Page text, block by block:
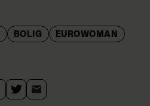
BOLIG EUROWOMAN